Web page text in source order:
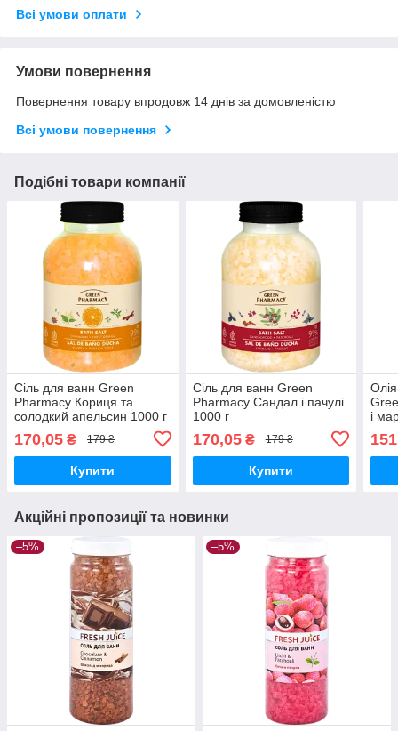
Всі умови оплати
Умови повернення
Повернення товару впродовж 14 днів за домовленістю
Всі умови повернення
Подібні товари компанії
Сіль для ванн Green
Pharmacy Кориця та
солодкий апельсин 1000 г
170,05 ₴ 179 ₴
Купити
Сіль для ванн Green
Pharmacy Сандал і пачулі
1000 г
170,05₴ 179 ₴
Купити
і
Акційні пропозиції та новинки
–5% –5%